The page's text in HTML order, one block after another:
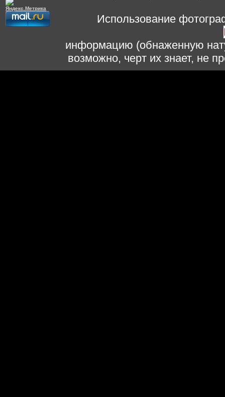
Использование
информацию (обнаженную
возможно, черт их знает, не